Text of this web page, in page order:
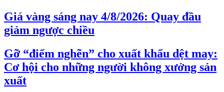
Giá vàng sáng nay 4/8/2026: Quay đầu
giảm ngược chiều
Gỡ “điểm nghẽn” cho xuất khẩu dệt may:
Cơ hội cho những người không xưởng sản
xuất